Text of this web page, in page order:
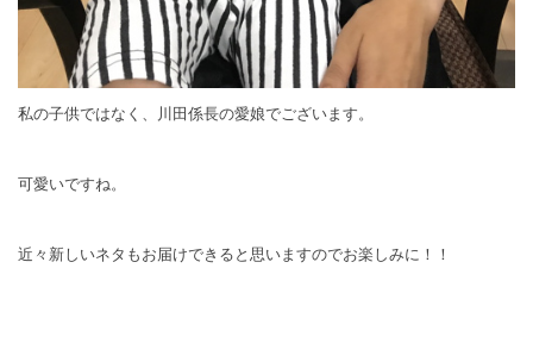
私の子供ではなく、川田係長の愛娘でございます。
可愛いですね。
近々新しいネタもお届けできると思いますのでお楽しみに！！